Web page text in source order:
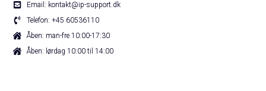
Email: kontakt@ip-support.dk
Telefon: +45 60536110
Åben: man-fre 10:00-17:30
Åben: lørdag 10:00 til 14:00